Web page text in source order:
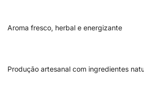
Aroma fresco, herbal e energizante
Produção artesanal com ingredientes